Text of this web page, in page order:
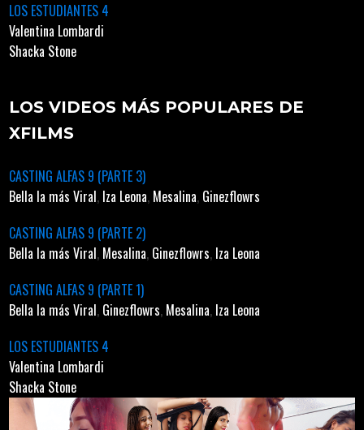
LOS ESTUDIANTES 4
Valentina Lombardi
Shacka Stone
LOS VIDEOS MÁS POPULARES DE
XFILMS
CASTING ALFAS 9 (PARTE 3)
Bella la más Viral, Iza Leona, Mesalina, Ginezflowrs
CASTING ALFAS 9 (PARTE 2)
Bella la más Viral, Mesalina, Ginezflowrs, Iza Leona
CASTING ALFAS 9 (PARTE 1)
Bella la más Viral, Ginezflowrs, Mesalina, Iza Leona
LOS ESTUDIANTES 4
Valentina Lombardi
Shacka Stone